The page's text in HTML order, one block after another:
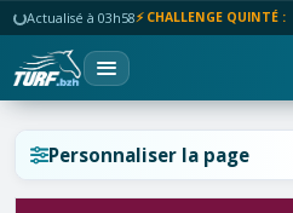
Actualisé à 03h58⚡ CHALLENGE QUINTÉ :
Personnaliser la page
Réinitialiser